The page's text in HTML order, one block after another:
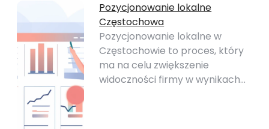
Pozycjonowanie lokalne
Częstochowa
Pozycjonowanie lokalne w
Częstochowie to proces, który
ma na celu zwiększenie
widoczności firmy w wynikach…